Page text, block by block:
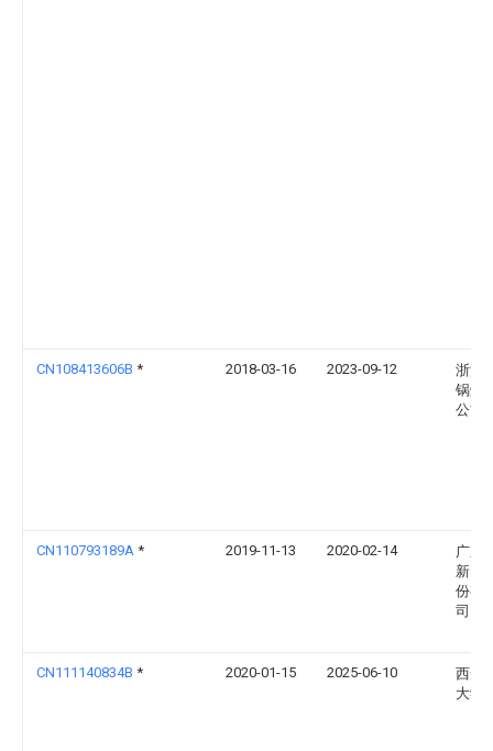
CN108413606B * 2018-03-16 2023-09-12
浙江
锅炉
公司
CN110793189A * 2019-11-13 2020-02-14
广东
新电
份有
司
CN111140834B * 2020-01-15 2025-06-10
西安
大学